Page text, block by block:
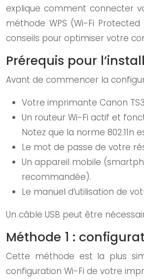
explique comment connecter
méthode WPS (Wi-Fi
conseils pour optimiser votre
Prérequis pour
Avant de commencer la
Votre imprimante Canon
Un routeur Wi-Fi actif et
Notez que la norme
Le mot de passe de votre
Un appareil mobile
recommandée).
Le manuel d’utilisation de
Un câble USB peut être
Méthode 1 :
Cette méthode est la plus
configuration Wi-Fi de votre